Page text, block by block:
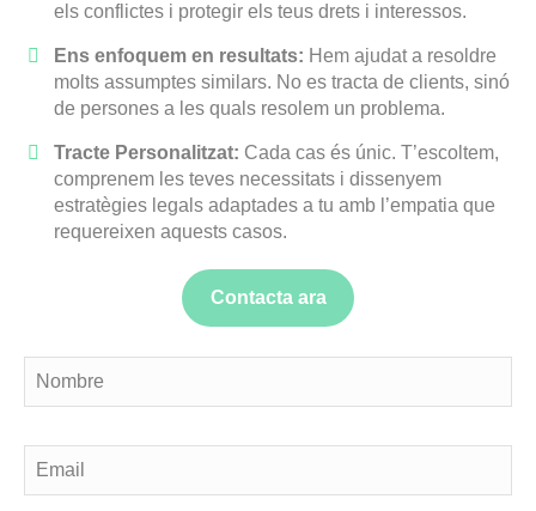
els conflictes i protegir els teus drets i interessos.
Ens enfoquem en resultats: Hem ajudat a resoldre
molts assumptes similars. No es tracta de clients, sinó
de persones a les quals resolem un problema.
Tracte Personalitzat: Cada cas és únic. T’escoltem,
comprenem les teves necessitats i dissenyem
estratègies legals adaptades a tu amb l’empatia que
requereixen aquests casos.
Contacta ara